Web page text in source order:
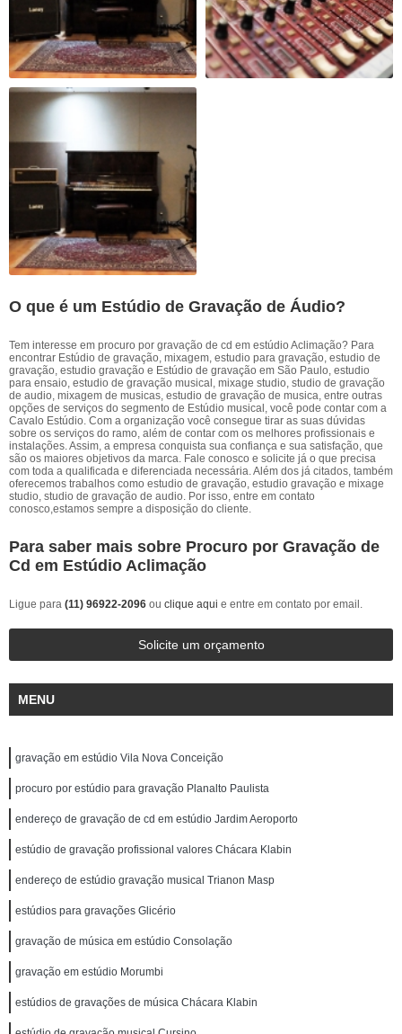
O que é um Estúdio de Gravação de Áudio?
Tem interesse em procuro por gravação de cd em estúdio Aclimação? Para
encontrar Estúdio de gravação, mixagem, estudio para gravação, estudio de
gravação, estudio gravação e Estúdio de gravação em São Paulo, estudio
para ensaio, estudio de gravação musical, mixage studio, studio de gravação
de audio, mixagem de musicas, estudio de gravação de musica, entre outras
opções de serviços do segmento de Estúdio musical, você pode contar com a
Cavalo Estúdio. Com a organização você consegue tirar as suas dúvidas
sobre os serviços do ramo, além de contar com os melhores profissionais e
instalações. Assim, a empresa conquista sua confiança e sua satisfação, que
são os maiores objetivos da marca. Fale conosco e solicite já o que precisa
com toda a qualificada e diferenciada necessária. Além dos já citados, também
oferecemos trabalhos como estudio de gravação, estudio gravação e mixage
studio, studio de gravação de audio. Por isso, entre em contato
conosco,estamos sempre a disposição do cliente.
Para saber mais sobre Procuro por Gravação de
Cd em Estúdio Aclimação
Ligue para (11) 96922-2096 ou clique aqui e entre em contato por email.
Solicite um orçamento
MENU
gravação em estúdio Vila Nova Conceição
procuro por estúdio para gravação Planalto Paulista
endereço de gravação de cd em estúdio Jardim Aeroporto
estúdio de gravação profissional valores Chácara Klabin
endereço de estúdio gravação musical Trianon Masp
estúdios para gravações Glicério
gravação de música em estúdio Consolação
gravação em estúdio Morumbi
estúdios de gravações de música Chácara Klabin